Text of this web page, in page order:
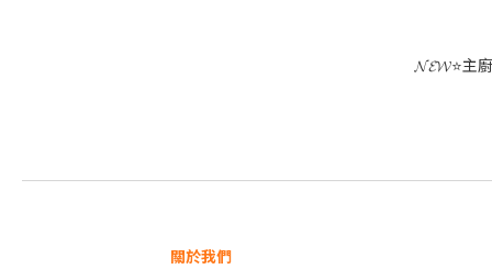
𝓝𝓔𝓦⭐主
關於我們